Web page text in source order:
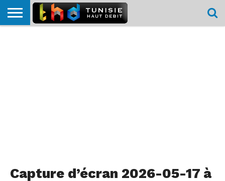
Capture d’écran 2026-05-17 à